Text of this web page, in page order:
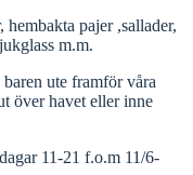
hembakta pajer ,sallader,
m.m.
ute framför våra
över havet eller inne
11-21 f.o.m 11/6-